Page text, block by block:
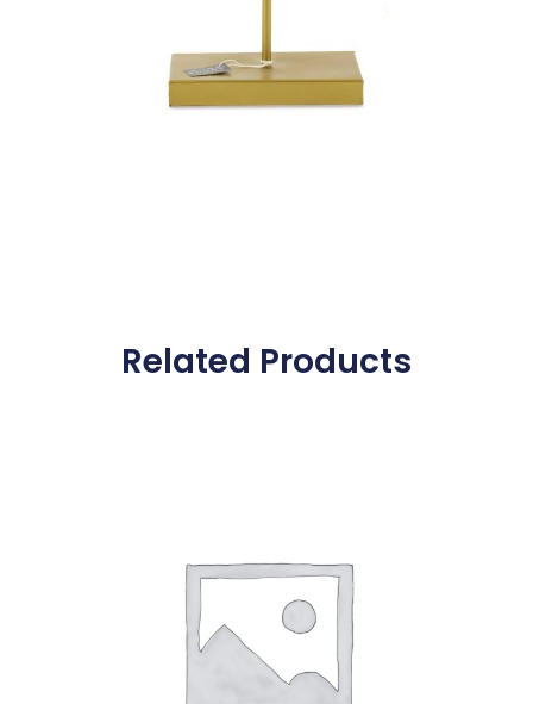
Related Products